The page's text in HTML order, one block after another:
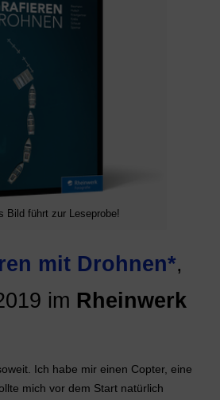
Bild führt zur Leseprobe!
mit Drohnen*,
im Rheinwerk
Ich habe mir einen Copter, eine
mich vor dem Start natürlich